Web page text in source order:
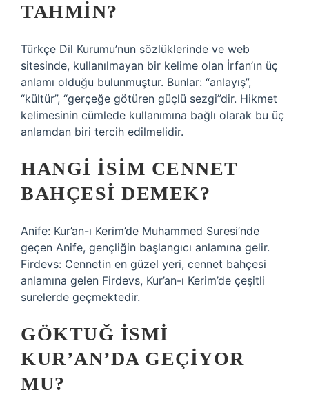
TAHMIN?
Türkçe Dil Kurumu’nun sözlüklerinde ve web
sitesinde, kullanılmayan bir kelime olan İrfan’ın üç
anlamı olduğu bulunmuştur. Bunlar: “anlayış”,
“kültür”, “gerçeğe götüren güçlü sezgi”dir. Hikmet
kelimesinin cümlede kullanımına bağlı olarak bu üç
anlamdan biri tercih edilmelidir.
HANGI ISIM CENNET
BAHÇESI DEMEK?
Anife: Kur’an-ı Kerim’de Muhammed Suresi’nde
geçen Anife, gençliğin başlangıcı anlamına gelir.
Firdevs: Cennetin en güzel yeri, cennet bahçesi
anlamına gelen Firdevs, Kur’an-ı Kerim’de çeşitli
surelerde geçmektedir.
GÖKTUĞ ISMI
KUR’AN’DA GEÇIYOR
MU?